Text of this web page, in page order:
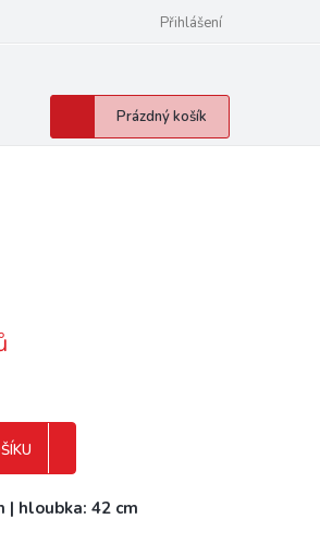
Přihlášení
Nákupní
košík
Prázdný košík
| hloubka: 42 cm